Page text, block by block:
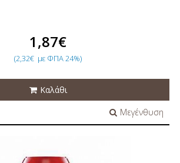
1,87€
(2,32€ με ΦΠΑ 24%)
Καλάθι
Μεγένθυση